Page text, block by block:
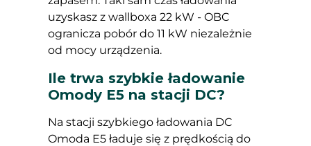
uzyskasz z wallboxa 22 kW - OBC
ogranicza pobór do 11 kW niezależnie
od mocy urządzenia.
Ile trwa szybkie ładowanie
Omody E5 na stacji DC?
Na stacji szybkiego ładowania DC
Omoda E5 ładuje się z prędkością do